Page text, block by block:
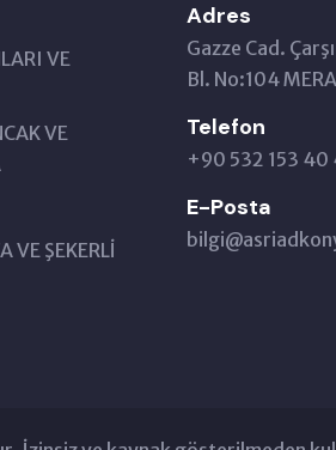
VE
VE
VE ŞEKERLİ
Adres
Gazze Cad.
Bl. No:104
Telefon
+90 532 153 40
E-Posta